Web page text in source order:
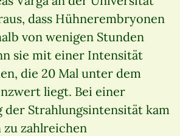
dass Hühnerembryonen
von wenigen Stunden
sie mit einer Intensität
die 20 Mal unter dem
liegt. Bei einer
der Strahlungsintensität kam
zahlreichen